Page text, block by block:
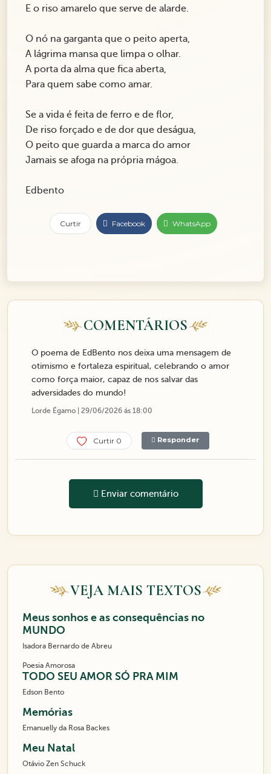
E o riso amarelo que serve de alarde.
O nó na garganta que o peito aperta,
A lágrima mansa que limpa o olhar.
A porta da alma que fica aberta,
Para quem sabe como amar.
Se a vida é feita de ferro e de flor,
De riso forçado e de dor que deságua,
O peito que guarda a marca do amor
Jamais se afoga na própria mágoa.
Edbento
Curtir Facebook WhatsApp
COMENTÁRIOS
O poema de EdBento nos deixa uma mensagem de
otimismo e fortaleza espiritual, celebrando o amor
como força maior, capaz de nos salvar das
adversidades do mundo!
Lorde Égamo | 29/06/2026 ás 18:00
Curtir 0 Responder
Enviar comentário
VEJA MAIS TEXTOS
Meus sonhos e as consequências no
MUNDO
Isadora Bernardo de Abreu
Poesia Amorosa
TODO SEU AMOR SÓ PRA MIM
Edson Bento
Memórias
Emanuelly da Rosa Backes
Meu Natal
Otávio Zen Schuck